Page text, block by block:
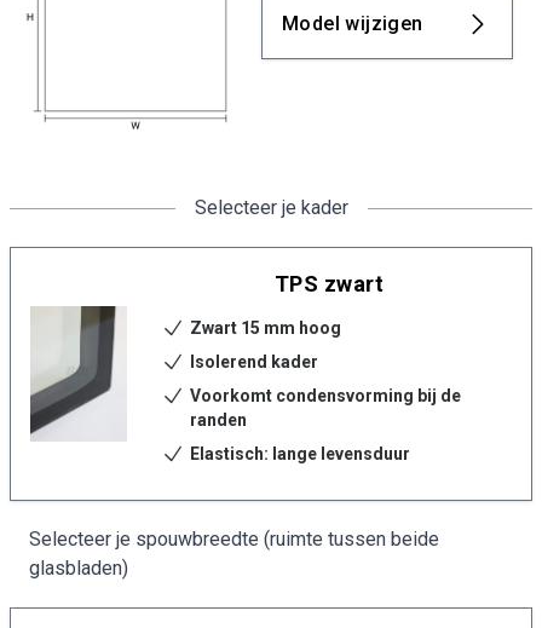
Model wijzigen
Selecteer je kader
TPS zwart
Zwart 15 mm hoog
Isolerend kader
Voorkomt condensvorming bij de
randen
Elastisch: lange levensduur
Selecteer je spouwbreedte (ruimte tussen beide
glasbladen)